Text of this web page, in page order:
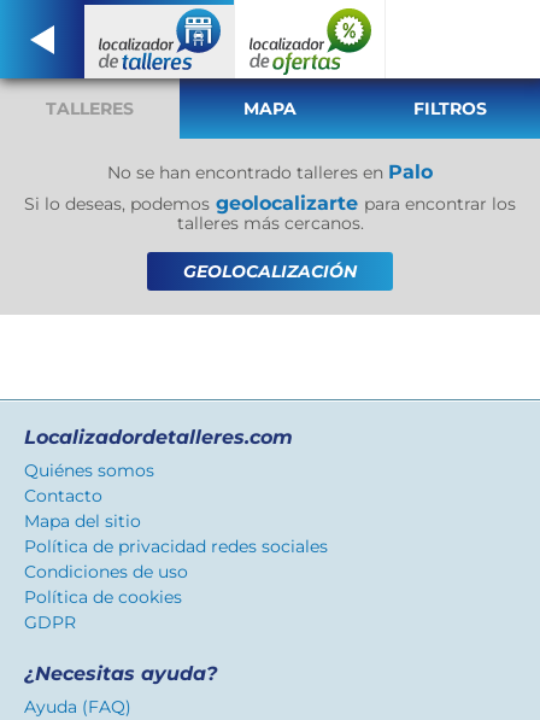
TALLERES MAPA FILTROS
No se han encontrado talleres en Palo
Si lo deseas, podemos geolocalizarte para encontrar los
talleres más cercanos.
GEOLOCALIZACIÓN
Localizadordetalleres.com
Quiénes somos
Contacto
Mapa del sitio
Política de privacidad redes sociales
Condiciones de uso
Política de cookies
GDPR
¿Necesitas ayuda?
Ayuda (FAQ)